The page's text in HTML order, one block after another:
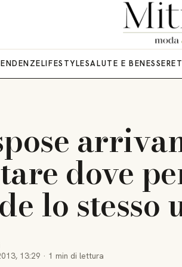
LIFESTYLESALUTE E BENESSERE
dove
lo stesso
, 13:29 · 1 min di lettura